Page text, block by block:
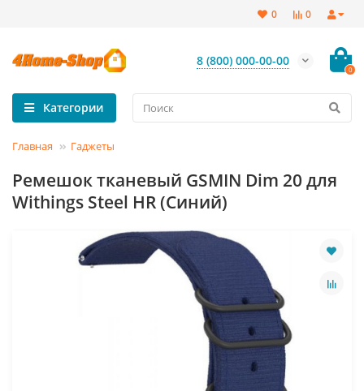
0
0
8 (800) 000-00-00
0
Категории
Главная Гаджеты
Ремешок тканевый GSMIN Dim 20 для
Withings Steel HR (Синий)